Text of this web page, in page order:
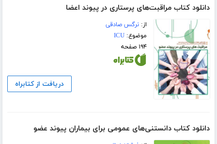
دانلود کتاب مراقبت‌های پرستاری در پیوند اعضا
از:نرگس صادقی
موضوع:ICU
۱۹۴ صفحه
دریافت از کتابراه
دانلود کتاب دانستنی‌های عمومی برای بیماران پیوند عضو